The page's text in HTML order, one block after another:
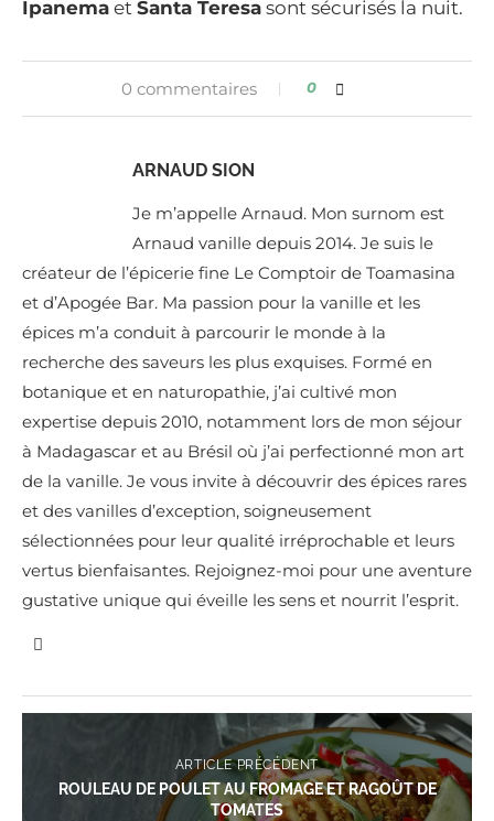
Ipanema et Santa Teresa sont sécurisés la nuit.
0 commentaires 0
ARNAUD SION
Je m’appelle Arnaud. Mon surnom est
Arnaud vanille depuis 2014. Je suis le
créateur de l’épicerie fine Le Comptoir de Toamasina
et d’Apogée Bar. Ma passion pour la vanille et les
épices m’a conduit à parcourir le monde à la
recherche des saveurs les plus exquises. Formé en
botanique et en naturopathie, j’ai cultivé mon
expertise depuis 2010, notamment lors de mon séjour
à Madagascar et au Brésil où j’ai perfectionné mon art
de la vanille. Je vous invite à découvrir des épices rares
et des vanilles d’exception, soigneusement
sélectionnées pour leur qualité irréprochable et leurs
vertus bienfaisantes. Rejoignez-moi pour une aventure
gustative unique qui éveille les sens et nourrit l’esprit.
ARTICLE PRÉCÉDENT
ROULEAU DE POULET AU FROMAGE ET RAGOÛT DE
TOMATES